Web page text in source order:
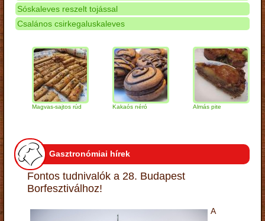
Sóskaleves reszelt tojással
Csalános csirkegaluskaleves
Magvas-sajtos rúd Kakaós néró Almás pite
Gasztronómiai hírek
Fontos tudnivalók a 28. Budapest
Borfesztiválhoz!
A